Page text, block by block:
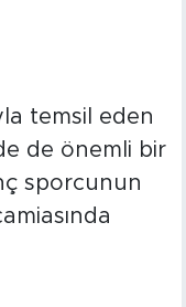
temsil eden
de önemli bir
sporcunun